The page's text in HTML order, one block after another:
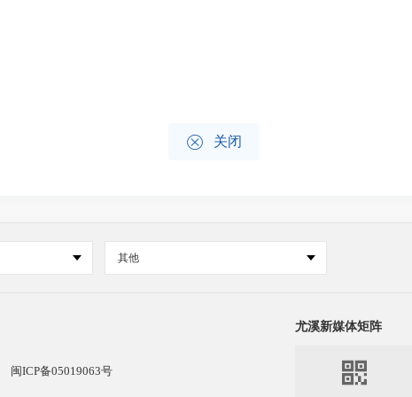
 关闭
其他
闽ICP备05019063号
尤溪新媒体矩阵
